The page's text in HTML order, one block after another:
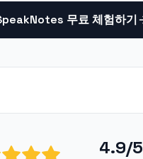
무료 체험하기
4.9/5